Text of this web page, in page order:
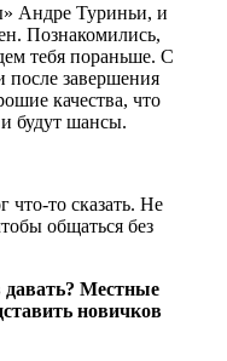
Андре Туриньи, и
Познакомились,
тебя пораньше. С
после завершения
качества, что
и будут шансы.
то сказать. Не
общаться без
давать? Местные
новичков